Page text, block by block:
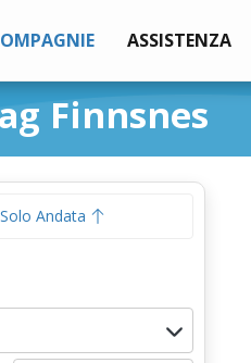
ASSISTENZA
Finnsnes
Solo Andata